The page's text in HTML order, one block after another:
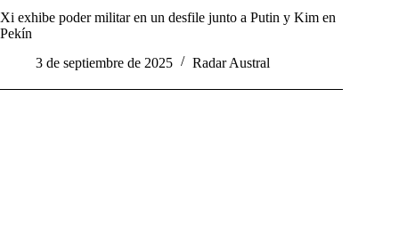
Xi exhibe poder militar en un desfile junto a Putin y Kim en
Pekín
3 de septiembre de 2025
Radar Austral